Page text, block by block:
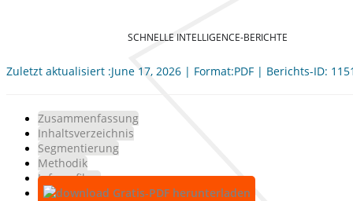
SCHNELLE INTELLIGENCE-BERICHTE
Zuletzt aktualisiert :June 17, 2026 | Format:PDF | Berichts-ID:
Zusammenfassung
Inhaltsverzeichnis
Segmentierung
Methodik
Infografiken
Gratis-PDF herunterladen